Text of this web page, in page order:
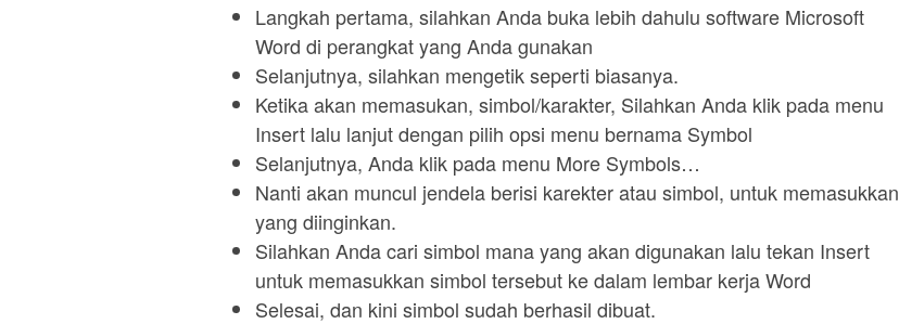
Langkah pertama, silahkan Anda buka lebih dahulu software Microsoft
Word di perangkat yang Anda gunakan
Selanjutnya, silahkan mengetik seperti biasanya.
Ketika akan memasukan, simbol/karakter, Silahkan Anda klik pada menu
Insert lalu lanjut dengan pilih opsi menu bernama Symbol
Selanjutnya, Anda klik pada menu More Symbols…
Nanti akan muncul jendela berisi karekter atau simbol, untuk memasukkan
yang diinginkan.
Silahkan Anda cari simbol mana yang akan digunakan lalu tekan Insert
untuk memasukkan simbol tersebut ke dalam lembar kerja Word
Selesai, dan kini simbol sudah berhasil dibuat.